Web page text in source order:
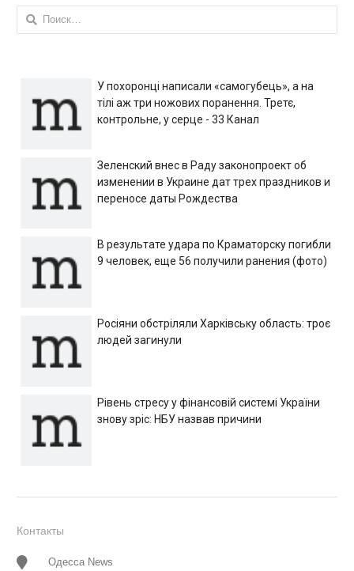
Найти:
У похоронці написали «самогубець», а на
тілі аж три ножових поранення. Третє,
контрольне, у серце - 33 Канал
Зеленский внес в Раду законопроект об
изменении в Украине дат трех праздников и
переносе даты Рождества
В результате удара по Краматорску погибли
9 человек, еще 56 получили ранения (фото)
Росіяни обстріляли Харківську область: троє
людей загинули
Рівень стресу у фінансовій системі України
знову зріс: НБУ назвав причини
Контакты
Одесса News